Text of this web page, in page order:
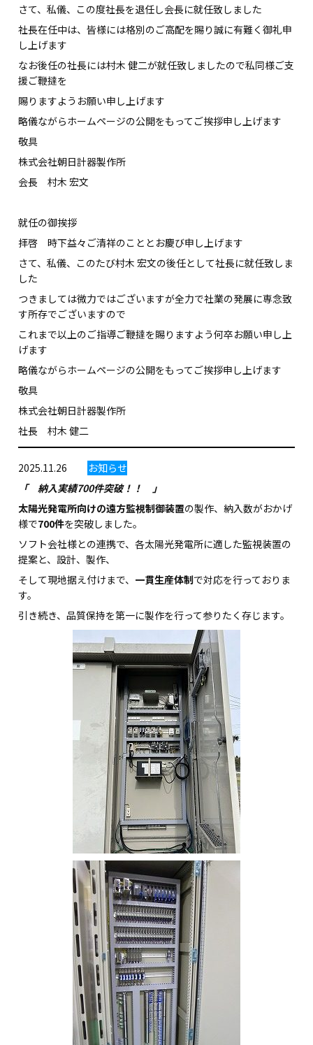
さて、私儀、この度社長を退任し会長に就任致しました
社長在任中は、皆様には格別のご高配を賜り誠に有難く御礼申
し上げます
なお後任の社長には村木 健二が就任致しましたので私同様ご支
援ご鞭撻を
賜りますようお願い申し上げます
略儀ながらホームページの公開をもってご挨拶申し上げます
敬具
株式会社朝日計器製作所
会長 村木 宏文
就任の御挨拶
拝啓 時下益々ご清祥のこととお慶び申し上げます
さて、私儀、このたび村木 宏文の後任として社長に就任致しま
した
つきましては微力ではございますが全力で社業の発展に専念致
す所存でございますので
これまで以上のご指導ご鞭撻を賜りますよう何卒お願い申し上
げます
略儀ながらホームページの公開をもってご挨拶申し上げます
敬具
株式会社朝日計器製作所
社長 村木 健二
2025.11.26
お知らせ
「 納入実績700件突破！！ 」
太陽光発電所向けの遠方監視制御装置の製作、納入数がおかげ
様で700件を突破しました。
ソフト会社様との連携で、各太陽光発電所に適した監視装置の
提案と、設計、製作、
そして現地据え付けまで、 一貫生産体制で対応を行っておりま
す。
引き続き、品質保持を第一に製作を行って参りたく存じます。